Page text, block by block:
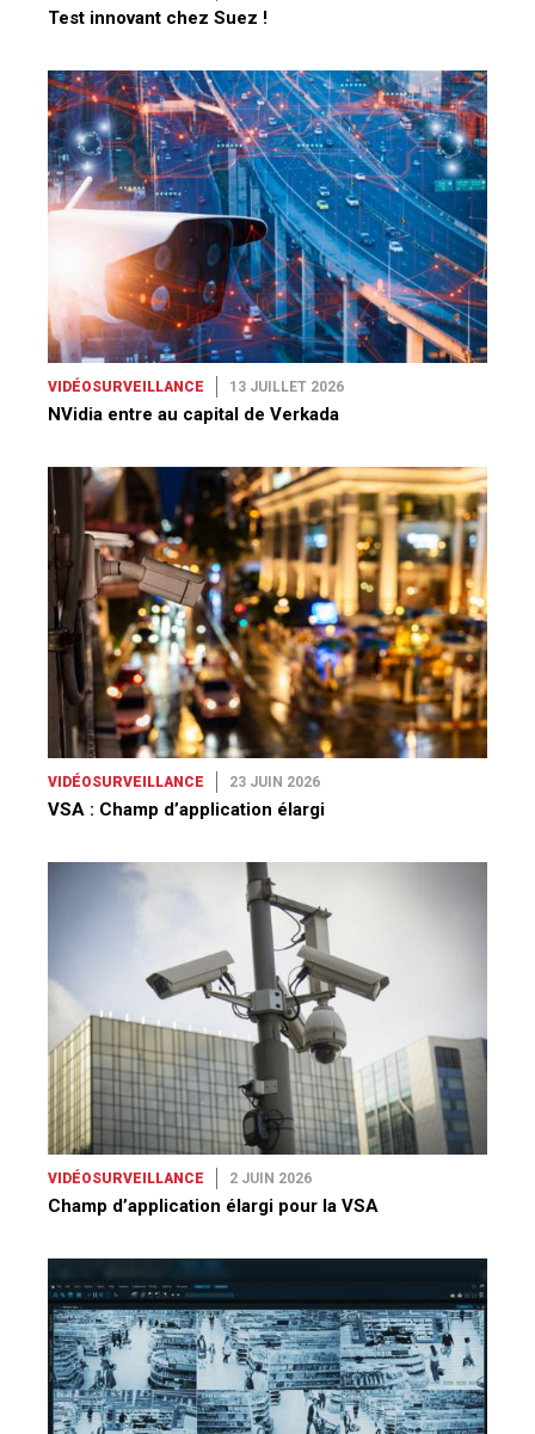
Test innovant chez Suez !
VIDÉOSURVEILLANCE 13 JUILLET 2026
NVidia entre au capital de Verkada
VIDÉOSURVEILLANCE 23 JUIN 2026
VSA : Champ d’application élargi
VIDÉOSURVEILLANCE 2 JUIN 2026
Champ d’application élargi pour la VSA